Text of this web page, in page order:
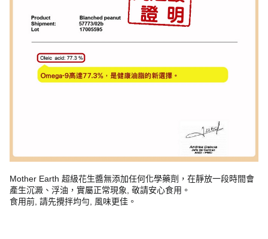
Mother Earth 超級花生醬無添加任何化學藥劑，在靜放一段時間會
產生沉澱、浮油，實屬正常現象, 敬請安心食用。
食用前, 請先攪拌均勻, 風味更佳。